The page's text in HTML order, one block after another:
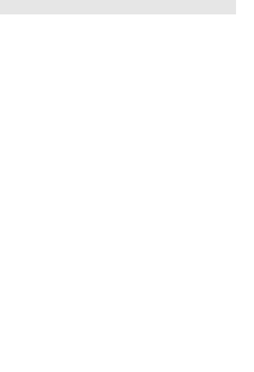
SOFORT-Überweisung
"neuer"
Einfach